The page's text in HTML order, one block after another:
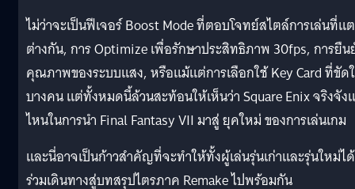
ไม่ว่าจะเป็นฟีเจอร์ Boost Mode ที่ตอบโจทย์สไตล์การเล่นที่แ
ต่างกัน, การ Optimize เพื่อรักษาประสิทธิภาพ 30fps, การยื
คุณภาพของระบบแสง, หรือแม้แต่การเลือกใช้ Key Card ที่ขัด
บางคน แต่ทั้งหมดนี้ล้วนสะท้อนให้เห็นว่า Square Enix จริงจัง
ไหนในการนำ Final Fantasy VII มาสู่ ยุคใหม่ ของการเล่นเกม
และนี่อาจเป็นก้าวสำคัญที่จะทำให้ทั้งผู้เล่นรุ่นเก่าและรุ่นใหม่ได้
ร่วมเดินทางสู่บทสรุปไตรภาค Remake ไปพร้อมกัน